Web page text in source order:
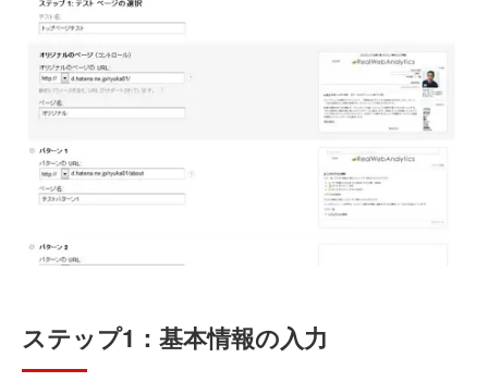
ステップ1：基本情報の入力